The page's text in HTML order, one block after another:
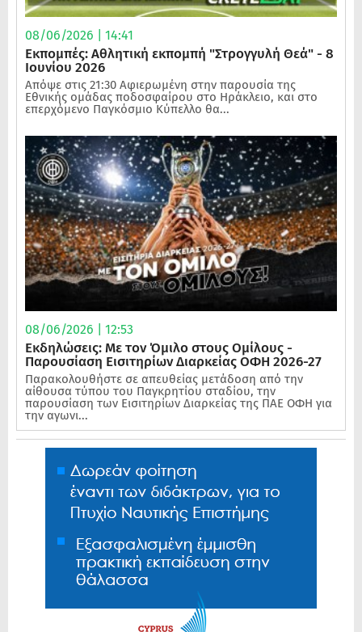
08/06/2026 | 14:41
Εκπομπές: Αθλητική εκπομπή "Στρογγυλή Θεά" - 8
Ιουνίου 2026
Απόψε στις 21:30 Αφιερωμένη στην παρουσία της
Εθνικής ομάδας ποδοσφαίρου στο Ηράκλειο, και στο
επερχόμενο Παγκόσμιο Κύπελλο θα...
08/06/2026 | 12:53
Εκδηλώσεις: Με τον Όμιλο στους Ομίλους -
Παρουσίαση Εισιτηρίων Διαρκείας ΟΦΗ 2026-27
Παρακολουθήστε σε απευθείας μετάδοση από την
αίθουσα τύπου του Παγκρητίου σταδίου, την
παρουσίαση των Εισιτηρίων Διαρκείας της ΠΑΕ ΟΦΗ για
την αγωνι...